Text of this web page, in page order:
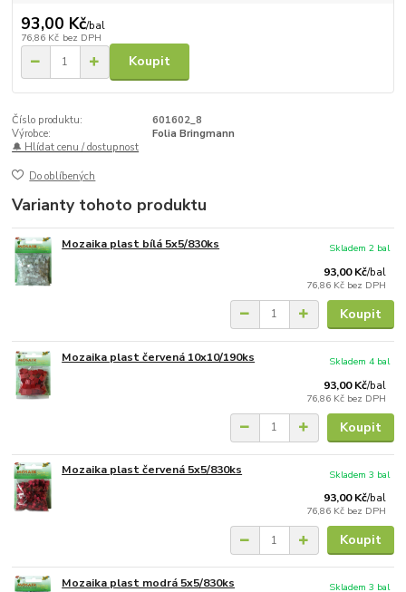
93,00 Kč/bal
76,86 Kč bez DPH
Koupit
Číslo produktu:
601602_8
Výrobce:
Folia Bringmann
🔔 Hlídat cenu / dostupnost
Do oblíbených
Varianty tohoto produktu
Mozaika plast bílá 5x5/830ks
93,00 Kč/bal
76,86 Kč bez DPH
Skladem 2 bal
Koupit
Mozaika plast červená 10x10/190ks
93,00 Kč/bal
76,86 Kč bez DPH
Skladem 4 bal
Koupit
Mozaika plast červená 5x5/830ks
93,00 Kč/bal
76,86 Kč bez DPH
Skladem 3 bal
Koupit
Mozaika plast modrá 5x5/830ks Skladem 3 bal